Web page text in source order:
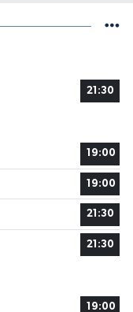
21:30
19:00
19:00
21:30
21:30
19:00